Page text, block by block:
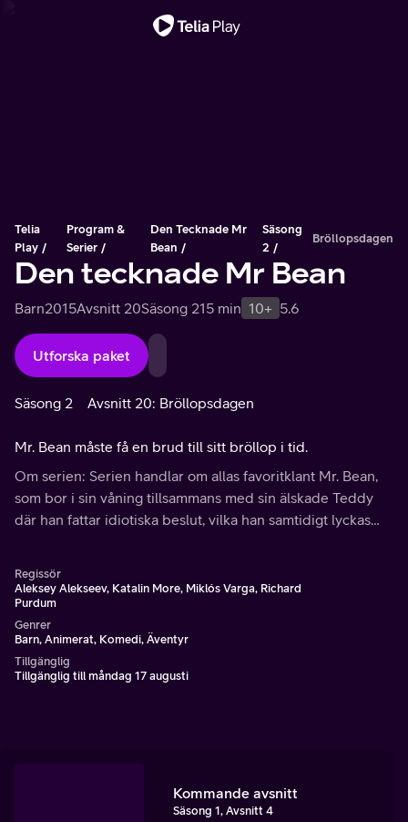
Telia
Play
Program &
Serier
Den Tecknade Mr
Bean
Säsong
2
Bröllopsdagen
Den tecknade Mr Bean
Barn2015Avsnitt 20Säsong 215 min 10+ 5.6
Utforska paket
Säsong 2 Avsnitt 20: Bröllopsdagen
Mr. Bean måste få en brud till sitt bröllop i tid.
Om serien: Serien handlar om allas favoritklant Mr. Bean,
som bor i sin våning tillsammans med sin älskade Teddy
där han fattar idiotiska beslut, vilka han samtidigt lyckas
Regissör
Aleksey Alekseev, Katalin More, Miklós Varga, Richard
Purdum
Genrer
Barn, Animerat, Komedi, Äventyr
Tillgänglig
Tillgänglig till måndag 17 augusti
Kommande avsnitt
Säsong 1, Avsnitt 4